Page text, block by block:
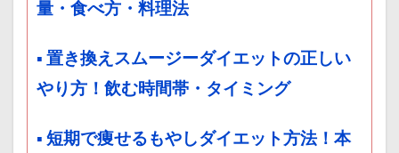
量・食べ方・料理法
▪ 置き換えスムージーダイエットの正しい
やり方！飲む時間帯・タイミング
▪ 短期で痩せるもやしダイエット方法！本